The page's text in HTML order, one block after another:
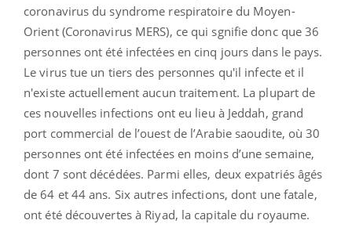
coronavirus du syndrome respiratoire du Moyen-
Orient (Coronavirus MERS), ce qui sgnifie donc que 36
personnes ont été infectées en cinq jours dans le pays.
Le virus tue un tiers des personnes qu'il infecte et il
n'existe actuellement aucun traitement. La plupart de
ces nouvelles infections ont eu lieu à Jeddah, grand
port commercial de l’ouest de l’Arabie saoudite, où 30
personnes ont été infectées en moins d’une semaine,
dont 7 sont décédées. Parmi elles, deux expatriés âgés
de 64 et 44 ans. Six autres infections, dont une fatale,
ont été découvertes à Riyad, la capitale du royaume.